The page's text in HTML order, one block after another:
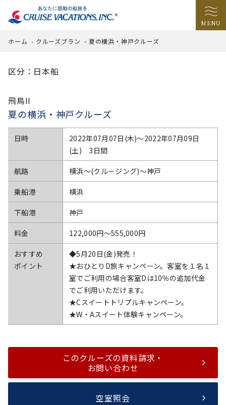
MENU
ホーム - クルーズプラン - 夏の横浜・神戸クルーズ
区分：日本船
飛鳥II
夏の横浜・神戸クルーズ
日時
2022年07月07日(木)〜2022年07月09日
(土) 3日間
航路 横浜～(クルージング)～神戸
乗船港 横浜
下船港 神戸
料金 122,000円〜555,000円
おすすめ
ポイント
◆5月20日(金)発売！
★おひとりD旅キャンペーン。客室を１名１
室でご利用の場合客室Dは10％の追加代金
でご利用いただけます。
★Cスイートトリプルキャンペーン。
★W・Aスイート体験キャンペーン。
このクルーズの資料請求・
お問い合わせ
空室照会